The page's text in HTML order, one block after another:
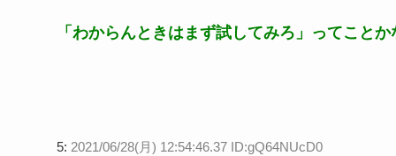
「わからんときはまず試してみろ」ってことか
5: 2021/06/28(月) 12:54:46.37 ID:gQ64NUcD0